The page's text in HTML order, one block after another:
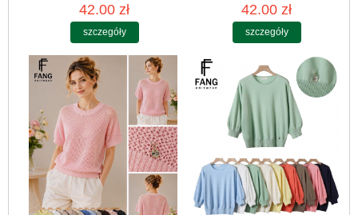
42.00 zł
szczegóły
42.00 zł
szczegóły